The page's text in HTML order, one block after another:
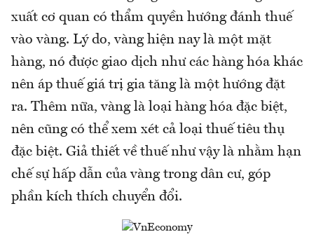
xuất cơ quan có thẩm quyền hướng đánh thuế
vào vàng. Lý do, vàng hiện nay là một mặt
hàng, nó được giao dịch như các hàng hóa khác
nên áp thuế giá trị gia tăng là một hướng đặt
ra. Thêm nữa, vàng là loại hàng hóa đặc biệt,
nên cũng có thể xem xét cả loại thuế tiêu thụ
đặc biệt. Giả thiết về thuế như vậy là nhằm hạn
chế sự hấp dẫn của vàng trong dân cư, góp
phần kích thích chuyển đổi.